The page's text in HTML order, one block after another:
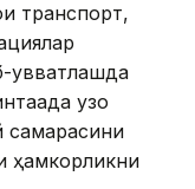
транспорт,
қувватлашда
узоқ
самарасини
ҳамкорликни